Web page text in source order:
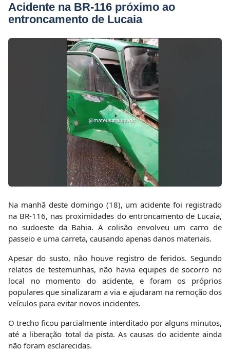
Acidente na BR-116 próximo ao
entroncamento de Lucaia
Na manhã deste domingo (18), um acidente foi registrado
na BR-116, nas proximidades do entroncamento de Lucaia,
no sudoeste da Bahia. A colisão envolveu um carro de
passeio e uma carreta, causando apenas danos materiais.
Apesar do susto, não houve registro de feridos. Segundo
relatos de testemunhas, não havia equipes de socorro no
local no momento do acidente, e foram os próprios
populares que sinalizaram a via e ajudaram na remoção dos
veículos para evitar novos incidentes.
O trecho ficou parcialmente interditado por alguns minutos,
até a liberação total da pista. As causas do acidente ainda
não foram esclarecidas.